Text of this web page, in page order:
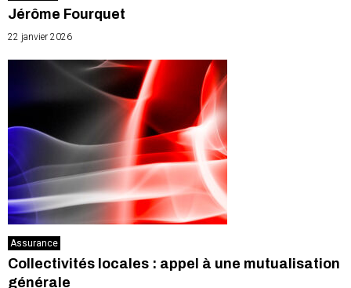
Jérôme Fourquet
22 janvier 2026
Assurance
Collectivités locales : appel à une mutualisation
générale